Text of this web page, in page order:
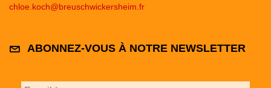
chloe.koch@breuschwickersheim.fr
ABONNEZ-VOUS À NOTRE NEWSLETTER